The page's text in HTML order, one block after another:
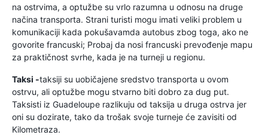
na ostrvima, a optužbe su vrlo razumna u odnosu na druge
načina transporta. Strani turisti mogu imati veliki problem u
komunikaciji kada pokušavamda autobus zbog toga, ako ne
govorite francuski; Probaj da nosi francuski prevođenje mapu
za praktičnost svrhe, kada je na turneji u regionu.
Taksi -taksiji su uobičajene sredstvo transporta u ovom
ostrvu, ali optužbe mogu stvarno biti dobro za dug put.
Taksisti iz Guadeloupe razlikuju od taksija u druga ostrva jer
oni su dozirate, tako da trošak svoje turneje će zavisiti od
Kilometraza.